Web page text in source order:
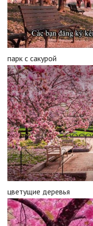
парк с сакурой
цветущие деревья